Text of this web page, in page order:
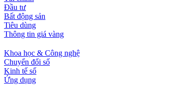
Đầu tư
Bất động sản
Tiêu dùng
Thông tin giá vàng
Khoa học & Công nghệ
Chuyển đổi số
Kinh tế số
Ứng dụng